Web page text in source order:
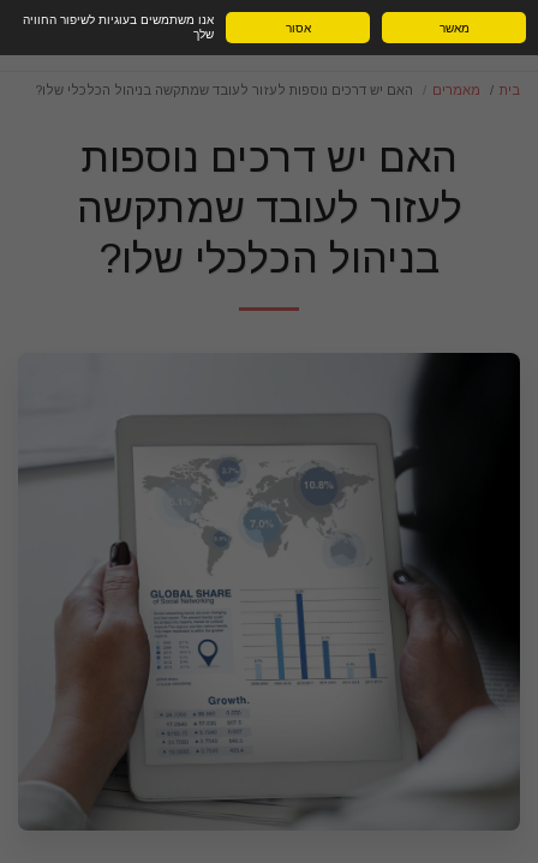
מאשר אסור
אנו משתמשים בעוגיות לשיפור החוויה
שלך
בית מאמרים האם יש דרכים נוספות לעזור לעובד שמתקשה בניהול הכלכלי שלו?
האם יש דרכים נוספות
לעזור לעובד שמתקשה
בניהול הכלכלי שלו?